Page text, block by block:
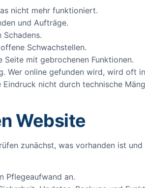
nicht mehr funktioniert.
und Aufträge.
Schwachstellen.
mit gebrochenen Funktionen.
Wer online gefunden wird, wird oft
nicht durch technische
Website
zunächst, was vorhanden ist
Pflegeaufwand an.